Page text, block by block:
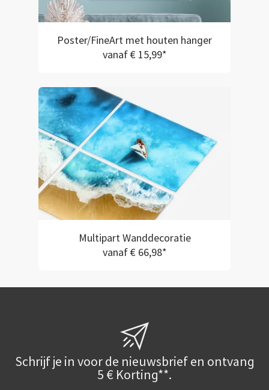
Poster/FineArt met houten hanger
vanaf € 15,99*
Multipart Wanddecoratie
vanaf € 66,98*
Schrijf je in voor de nieuwsbrief en ontvang
5 € Korting**.